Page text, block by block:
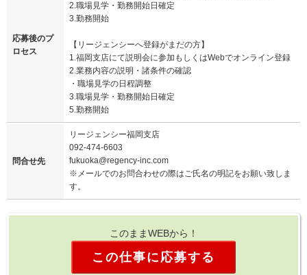
応募後のプ
ロセス
2.職場見学・勤務開始日確定
3.勤務開始
【リージェンシーへ登録がまだの方】
1.福岡支店にて説明会に参加もしくはWebでオンライン登録
2.業務内容の説明・諸条件の確認
・職場見学の日程調整
3.職場見学・勤務開始日確定
5.勤務開始
問合せ先
リージェンシー福岡支店
092-474-6603
fukuoka@regency-inc.com
※メールでのお問合わせの際はご氏名の明記をお願い致しま
す。
このままWEBから！
この仕事に応募する